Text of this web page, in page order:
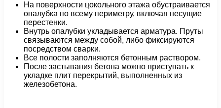
На поверхности цокольного этажа обустраивается
опалубка по всему периметру, включая несущие
перестенки.
Внутрь опалубки укладывается арматура. Пруты
связываются между собой, либо фиксируются
посредством сварки.
Все полости заполняются бетонным раствором.
После застывания бетона можно приступать к
укладке плит перекрытий, выполненных из
железобетона.